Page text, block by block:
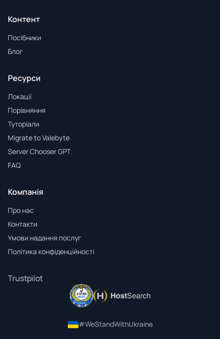
Контент
Посібники
Блог
Ресурси
Локації
Порівняння
Туторіали
Migrate to Valebyte
Server Chooser GPT
FAQ
Компанія
Про нас
Контакти
Умови надання послуг
Політика конфіденційності
Trustpilot
#WeStandWithUkraine